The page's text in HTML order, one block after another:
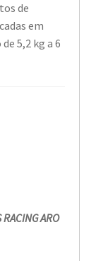
de
em
5,2 kg a 6
RACING ARO